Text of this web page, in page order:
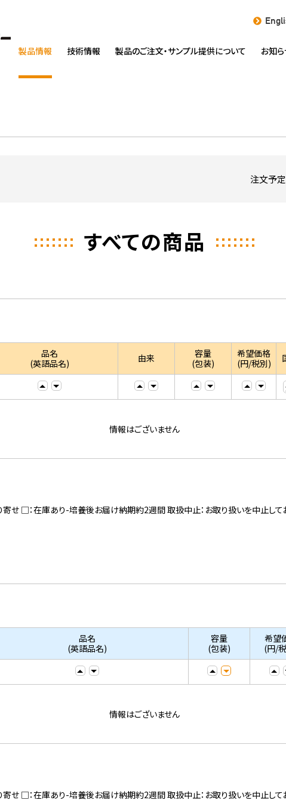
製品情報 技術情報 製品のご注文・サンプル提供について お知
注文予
すべての商品
品名
(英語品名)
由来
容量
(包装)
希望価格
(円/税別)
情報はございません
せ □：在庫あり-培養後お届け納期約2週間 取扱中止：お取り扱いを中止してお
品名
(英語品名)
容量
(包装)
希望
(円/
情報はございません
せ □：在庫あり-培養後お届け納期約2週間 取扱中止：お取り扱いを中止してお